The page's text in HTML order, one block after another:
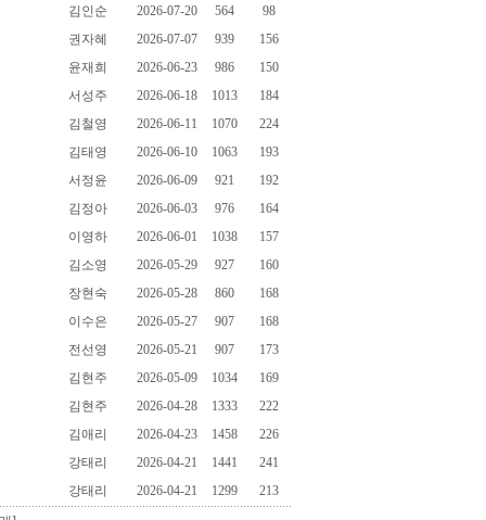
김인순
2026-07-20 564
98
권자혜
2026-07-07 939
156
윤재희
2026-06-23 986
150
서성주
2026-06-18 1013
184
김철영
2026-06-11 1070
224
김태영
2026-06-10 1063
193
서정윤
2026-06-09 921
192
김정아
2026-06-03 976
164
이영하
2026-06-01 1038
157
김소영
2026-05-29 927
160
장현숙
2026-05-28 860
168
이수은
2026-05-27 907
168
전선영
2026-05-21 907
173
김현주
2026-05-09 1034
169
김현주
2026-04-28 1333
222
김애리
2026-04-23 1458
226
강태리
2026-04-21 1441
241
강태리
2026-04-21 1299
213